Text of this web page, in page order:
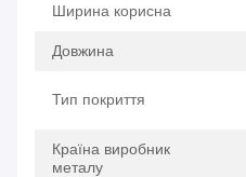
Ширина корисна
Довжина
Тип покриття
Країна виробник
металу